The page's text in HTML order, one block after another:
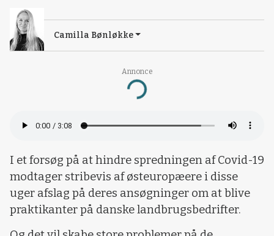
Annonce
Loading...
Camilla Bønløkke
I et forsøg på at hindre spredningen af Covid-19
modtager stribevis af østeuropæere i disse
uger afslag på deres ansøgninger om at blive
praktikanter på danske landbrugsbedrifter.